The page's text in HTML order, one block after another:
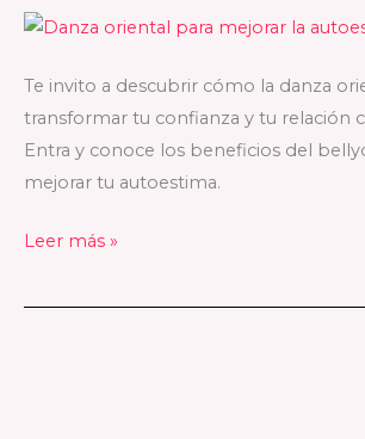
Te invito a descubrir cómo la danza
transformar tu confianza y tu relación
Entra y conoce los beneficios del
mejorar tu autoestima.
Bellydance
tu
relación
contigo
misma
Leer más »